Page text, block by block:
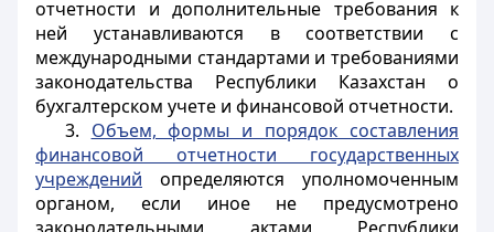
отчетности и дополнительные требования к
ней устанавливаются в соответствии с
международными стандартами и требованиями
законодательства Республики Казахстан о
бухгалтерском учете и финансовой отчетности.
3. Объем, формы и порядок составления
финансовой отчетности государственных
учреждений определяются уполномоченным
органом, если иное не предусмотрено